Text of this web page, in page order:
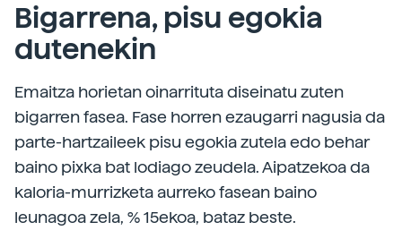
Bigarrena, pisu egokia
dutenekin
Emaitza horietan oinarrituta diseinatu zuten
bigarren fasea. Fase horren ezaugarri nagusia da
parte-hartzaileek pisu egokia zutela edo behar
baino pixka bat lodiago zeudela. Aipatzekoa da
kaloria-murrizketa aurreko fasean baino
leunagoa zela, % 15ekoa, bataz beste.